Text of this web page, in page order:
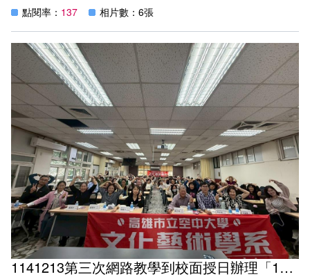
點閱率： 137 相片數：6張
1141213第三次網路教學到校面授日辦理「114-2學期的課程說明會」活動